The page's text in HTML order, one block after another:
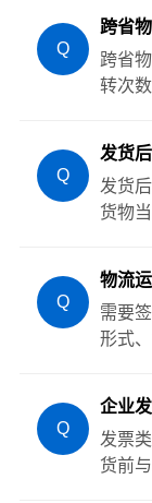
Q
跨省
跨省
转次
Q
发货
发货
货物
Q
物流
需要
形式
Q
企业
发票
货前